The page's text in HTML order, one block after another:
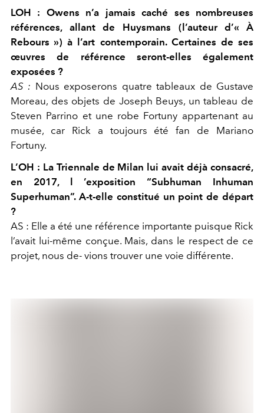
LOH : Owens n’a jamais caché ses nombreuses
références, allant de Huysmans (l’auteur d’« À
Rebours ») à l’art contemporain. Certaines de ses
œuvres de référence seront-elles également
exposées ?
AS : Nous exposerons quatre tableaux de Gustave
Moreau, des objets de Joseph Beuys, un tableau de
Steven Parrino et une robe Fortuny appartenant au
musée, car Rick a toujours été fan de Mariano
Fortuny.
L’OH : La Triennale de Milan lui avait déjà consacré,
en 2017, l ’exposition “Subhuman Inhuman
Superhuman”. A-t-elle constitué un point de départ
?
AS : Elle a été une référence importante puisque Rick
l’avait lui-même conçue. Mais, dans le respect de ce
projet, nous de- vions trouver une voie différente.